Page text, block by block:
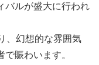
バルが盛大に行われ
、幻想的な雰囲気
賑わいます。